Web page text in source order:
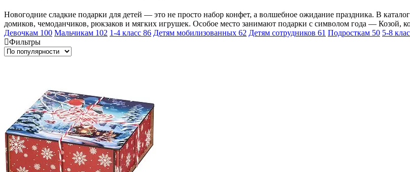
Новогодние сладкие подарки для детей — это не просто набор конфет, а волшебное ожидание праздника. В
домиков, чемоданчиков, рюкзаков и мягких игрушек. Особое место занимают подарки с символом года — Козой,
Девочкам 100 Мальчикам 102 1-4 класс 86 Детям мобилизованных 62 Детям сотрудников 61 Подросткам 50 5-8
Фильтры